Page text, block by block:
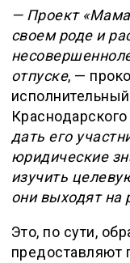
— Проект
своем роде и
отпуске, —
Краснодарского
дать его
юридические
изучить
они выходят на
Это, по сути,
предоставляют